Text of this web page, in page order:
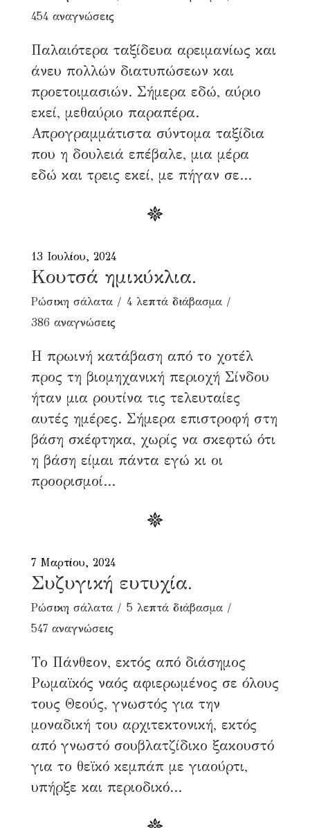
454 αναγνώσεις
Παλαιότερα ταξίδευα αρειμανίως και
άνευ πολλών διατυπώσεων και
προετοιμασιών. Σήμερα εδώ, αύριο
εκεί, μεθαύριο παραπέρα.
Απρογραμμάτιστα σύντομα ταξίδια
που η δουλειά επέβαλε, μια μέρα
εδώ και τρεις εκεί, με πήγαν σε...
13 Ιουλίου, 2024
Κουτσά ημικύκλια.
Ρώσικη σάλατα
4 λεπτά διάβασμα
386 αναγνώσεις
Η πρωινή κατάβαση από το χοτέλ
προς τη βιομηχανική περιοχή Σίνδου
ήταν μια ρουτίνα τις τελευταίες
αυτές ημέρες. Σήμερα επιστροφή στη
βάση σκέφτηκα, χωρίς να σκεφτώ ότι
η βάση είμαι πάντα εγώ κι οι
προορισμοί...
7 Μαρτίου, 2024
Συζυγική ευτυχία.
Ρώσικη σάλατα
5 λεπτά διάβασμα
547 αναγνώσεις
Το Πάνθεον, εκτός από διάσημος
Ρωμαϊκός ναός αφιερωμένος σε όλους
τους Θεούς, γνωστός για την
μοναδική του αρχιτεκτονική, εκτός
από γνωστό σουβλατζίδικο ξακουστό
για το θεϊκό κεμπάπ με γιαούρτι,
υπήρξε και περιοδικό...